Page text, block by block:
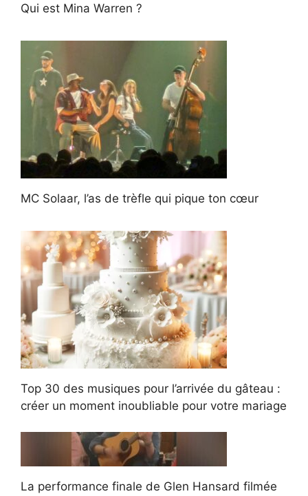
Qui est Mina Warren ?
MC Solaar, l’as de trèfle qui pique ton cœur
Top 30 des musiques pour l’arrivée du gâteau :
créer un moment inoubliable pour votre mariage
La performance finale de Glen Hansard filmée